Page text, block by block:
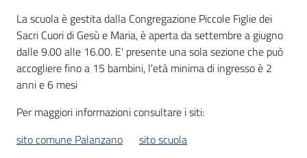
La scuola è gestita dalla Congregazione Piccole Figlie dei
Sacri Cuori di Gesù e Maria, è aperta da settembre a giugno
dalle 9.00 alle 16.00. E' presente una sola sezione che può
accogliere fino a 15 bambini, l'età minima di ingresso è 2
anni e 6 mesi
Per maggiori informazioni consultare i siti:
sito comune Palanzano
sito scuola